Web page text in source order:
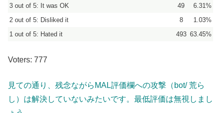
3 out of 5: It was OK
49
6.31%
2 out of 5: Disliked it
8
1.03%
1 out of 5: Hated it
493 63.45%
Voters: 777
見ての通り、残念ながらMAL評価欄への攻撃（bot/ 荒ら
し）は解決していないみたいです。最低評価は無視しまし